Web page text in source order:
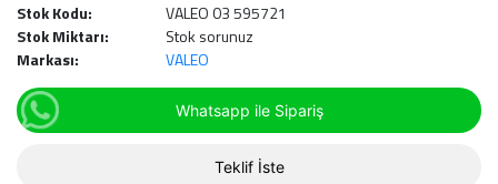
Stok Kodu:
VALEO 03 595721
Stok Miktarı:
Stok sorunuz
Markası:
VALEO
Whatsapp ile Sipariş
Teklif İste